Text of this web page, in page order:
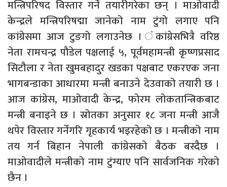
मन्त्रिपरिषद विस्तार गर्ने तयारीगरेका छन् । माओवादी
केन्द्रले मन्त्रिपरिषद्मा जानेको नाम टुंगो लगाए पनि
कांग्रेसमा आज टुङगो लगाउनेछ । ंकांग्रेसभित्रै वरिष्ठ
नेता रामचन्द्र पौडेल पक्षलाई ५, पूर्वमहामन्त्री कृष्णप्रसाद
सिटौला र नेता खुमबहादुर खडका पक्षबाट एकरएक जना
भागबन्डाका आधारमा मन्त्री बनाउने देउवाको तयारी छ ।
आज कांग्रेस, माओवादी केन्द्र, फोरम लोकतान्त्रिकबाट
मन्त्री बनाइने छ । स्रोतका अनुसार १८ जना मन्त्री आजै
थपेर विस्तार गर्नेगरि गृहकार्य भइरहेको छ । मन्त्रीको नाम
तय गर्न बिहान नेपाली कांग्रेसको बैठक बस्दैछ ।
माओवादीले मन्त्रीको नाम टुंग्याए पनि सार्वजनिक गरेको
छैन ।